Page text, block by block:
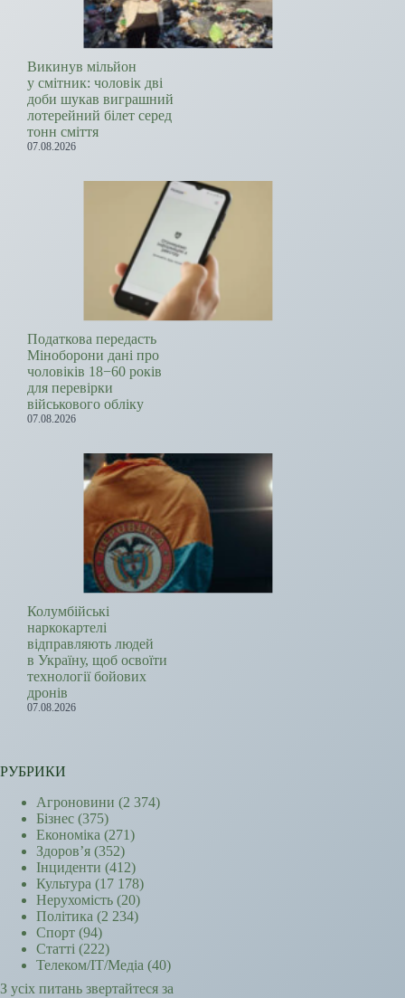
Викинув мільйон
у смітник: чоловік дві
доби шукав виграшний
лотерейний білет серед
тонн сміття
07.08.2026
Податкова передасть
Міноборони дані про
чоловіків 18−60 років
для перевірки
військового обліку
07.08.2026
Колумбійські
наркокартелі
відправляють людей
в Україну, щоб освоїти
технології бойових
дронів
07.08.2026
РУБРИКИ
Агроновини (2 374)
Бізнес (375)
Економіка (271)
Здоров’я (352)
Інциденти (412)
Культура (17 178)
Нерухомість (20)
Політика (2 234)
Спорт (94)
Статті (222)
Телеком/ІТ/Медіа (40)
З усіх питань звертайтеся за